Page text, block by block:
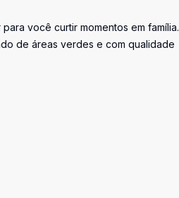
você curtir momentos em família.
de áreas verdes e com qualidade